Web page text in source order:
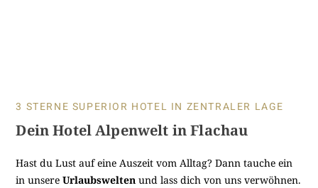
3 STERNE SUPERIOR HOTEL IN ZENTRALER LAGE
Dein Hotel Alpenwelt in Flachau
Hast du Lust auf eine Auszeit vom Alltag? Dann tauche ein
in unsereUrlaubswelten und lass dich von uns verwöhnen.